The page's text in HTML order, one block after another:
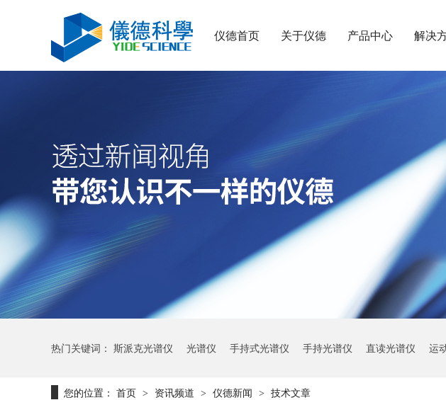
仪德首页 关于仪德 产品中心 解决
热门关键词： 斯派克光谱仪 光谱仪 手持式光谱仪 手持光谱仪 直读光谱仪 运
您的位置： 首页 > 资讯频道 > 仪德新闻 > 技术文章
日立CMI730多功能分析测量仪
新品速递 | 德国斯派克推出新一代 SPECTRO xSORT XHH04